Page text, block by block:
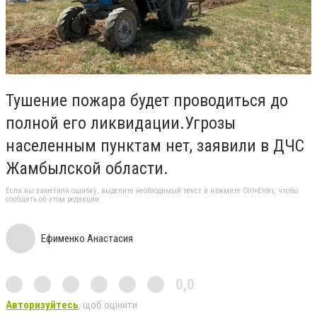
Тушение пожара будет проводиться до
полной его ликвидации.Угрозы
населенным пунктам нет, заявили в ДЧС
Жамбылской области.
Если вы заметили ошибку, выделите необходимый текст и нажмите Ctrl+Enter, чтобы
сообщить об этом редакции
Ефименко Анастасия
0,0
Авторизуйтесь, щоб оцінити